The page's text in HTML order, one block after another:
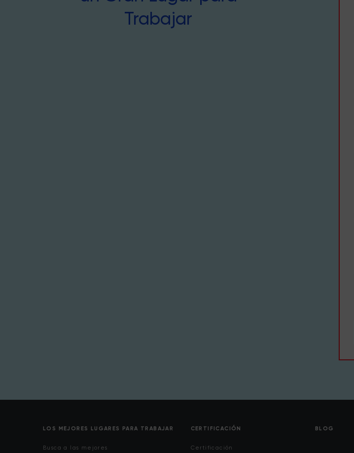
Trabajar
LOS MEJORES LUGARES PARA TRABAJAR
Busca a las mejores
CERTIFICACIÓN
Certificación
BLOG